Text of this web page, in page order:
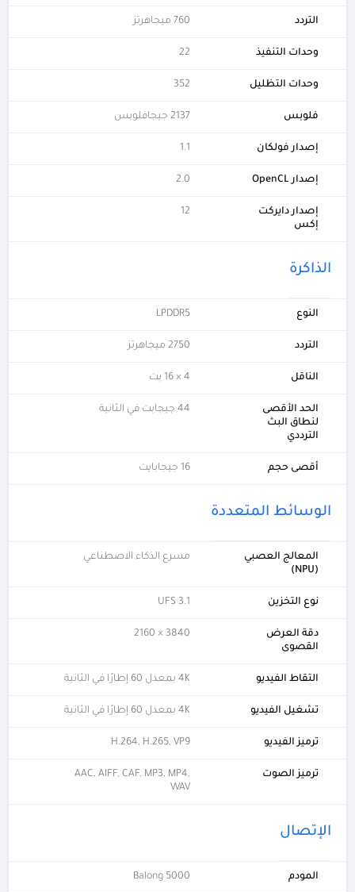
التردد 760 ميجاهرتز
وحدات التنفيذ 22
وحدات التظليل 352
فلوبس 2137 جيجافلوبس
إصدار فولكان 1.1
إصدار OpenCL 2.0
إصدار دايركت
إكس
12
الذاكرة
النوع LPDDR5
التردد 2750 ميجاهرتز
الناقل 4 × 16 بت
الحد الأقصى
لنطاق البث
الترددي
44 جيجابت في الثانية
أقصى حجم 16 جيجابايت
الوسائط المتعددة
المعالج العصبي
(NPU)
مسرع الذكاء الاصطناعي
نوع التخزين UFS 3.1
دقة العرض
القصوى
3840 × 2160
التقاط الفيديو 4K بمعدل 60 إطارًا في الثانية
تشغيل الفيديو 4K بمعدل 60 إطارًا في الثانية
ترميز الفيديو H.264, H.265, VP9
ترميز الصوت
AAC, AIFF, CAF, MP3, MP4,
WAV
الإتصال
المودم Balong 5000